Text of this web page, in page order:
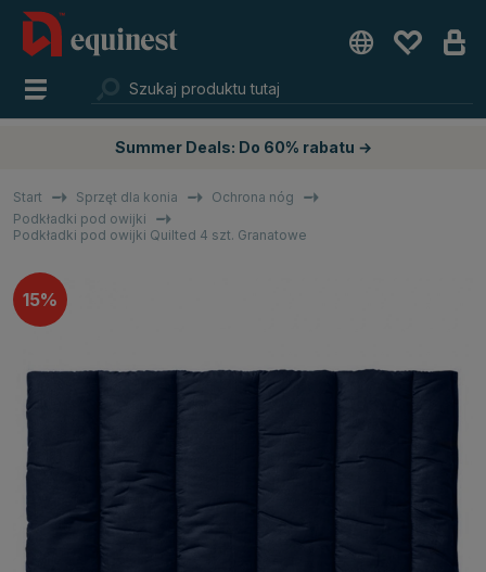
Summer Deals: Do 60% rabatu →
Start Sprzęt dla konia
Ochrona nóg
Podkładki pod owijki
Podkładki pod owijki Quilted 4 szt. Granatowe
15